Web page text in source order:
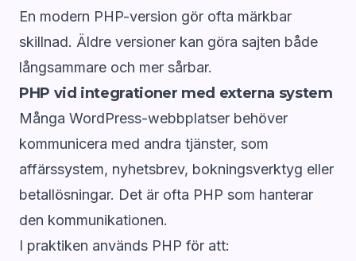
En modern PHP-version gör ofta märkbar
skillnad. Äldre versioner kan göra sajten både
långsammare och mer sårbar.
PHP vid integrationer med externa system
Många WordPress-webbplatser behöver
kommunicera med andra tjänster, som
affärssystem, nyhetsbrev, bokningsverktyg eller
betallösningar. Det är ofta PHP som hanterar
den kommunikationen.
I praktiken används PHP för att: